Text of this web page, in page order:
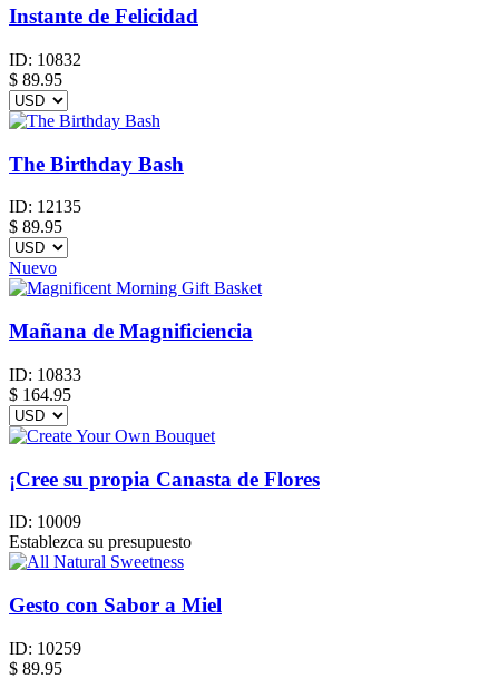
Instante de Felicidad
ID: 10832
$ 89.95
The Birthday Bash
ID: 12135
$ 89.95
Nuevo
Mañana de Magnificiencia
ID: 10833
$ 164.95
¡Cree su propia Canasta de Flores
ID: 10009
Establezca su presupuesto
Gesto con Sabor a Miel
ID: 10259
$ 89.95